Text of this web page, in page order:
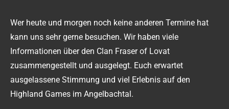
Wer heute und morgen noch keine anderen Termine hat
kann uns sehr gerne besuchen. Wir haben viele
Informationen über den Clan Fraser of Lovat
zusammengestellt und ausgelegt. Euch erwartet
ausgelassene Stimmung und viel Erlebnis auf den
Highland Games im Angelbachtal.